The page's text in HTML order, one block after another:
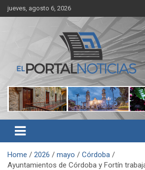
Skip
to
jueves, agosto 6, 2026
El Portal Noticias
Noticias de Córdoba, Veracruz y al región
Home 2026 mayo
Córdoba
Ayuntamientos de Córdoba y Fortín